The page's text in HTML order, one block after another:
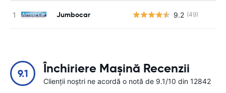
Jumbocar 9.2 (49)
9.1 Închiriere Mașină Recenzii
Clienții noștri ne acordă o notă de 9.1/10 din 12842